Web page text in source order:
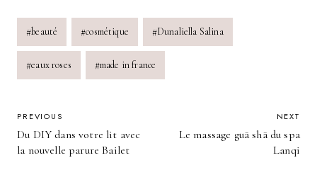
Post
Tags:
#beauté #cosmétique #Dunaliella Salina
#eaux roses #made in france
POST
NAVIGATION
PREVIOUS
Du DIY dans votre lit avec
la nouvelle parure Bailet
NEXT
Le massage guā shā du spa
Lanqi